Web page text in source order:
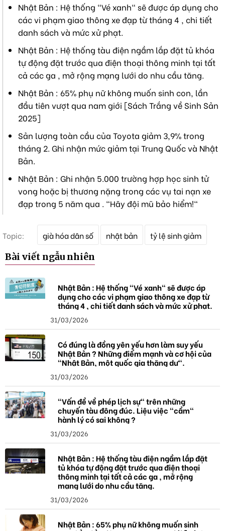
Nhật Bản : Hệ thống "Vé xanh" sẽ được áp dụng cho
các vi phạm giao thông xe đạp từ tháng 4 , chi tiết
danh sách và mức xử phạt.
Nhật Bản : Hệ thống tàu điện ngầm lắp đặt tủ khóa
tự động đặt trước qua điện thoại thông minh tại tất
cả các ga , mở rộng mạng lưới do nhu cầu tăng.
Nhật Bản : 65% phụ nữ không muốn sinh con, lần
đầu tiên vượt qua nam giới [Sách Trắng về Sinh Sản
2025]
Sản lượng toàn cầu của Toyota giảm 3,9% trong
tháng 2. Ghi nhận mức giảm tại Trung Quốc và Nhật
Bản.
Nhật Bản : Ghi nhận 5.000 trường hợp học sinh tử
vong hoặc bị thương nặng trong các vụ tai nạn xe
đạp trong 5 năm qua . "Hãy đội mũ bảo hiểm!"
Topic:
h
a
già hóa dân số nhật bản tỷ lệ sinh giảm
Bài viết ngẫu nhiên
Nhật Bản : Hệ thống "Vé xanh" sẽ được áp
dụng cho các vi phạm giao thông xe đạp từ
tháng 4 , chi tiết danh sách và mức xử phạt.
31/03/2026
Có đúng là đồng yên yếu hơn làm suy yếu
Nhật Bản ? Những điểm mạnh và cơ hội của
"Nhật Bản, một quốc gia thặng dư".
31/03/2026
"Vấn đề về phép lịch sự" trên những
chuyến tàu đông đúc. Liệu việc "cầm"
hành lý có sai không ?
31/03/2026
Nhật Bản : Hệ thống tàu điện ngầm lắp đặt
tủ khóa tự động đặt trước qua điện thoại
thông minh tại tất cả các ga , mở rộng
mạng lưới do nhu cầu tăng.
31/03/2026
Nhật Bản : 65% phụ nữ không muốn sinh